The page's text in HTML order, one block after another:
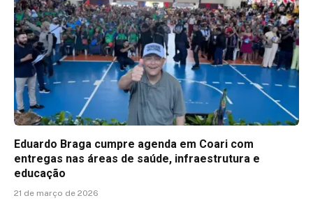
Eduardo Braga cumpre agenda em Coari com
entregas nas áreas de saúde, infraestrutura e
educação
21 de março de 2026